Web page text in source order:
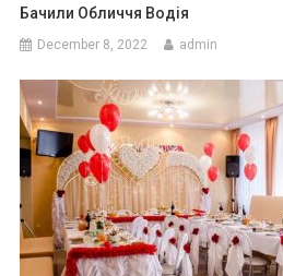
Бачили Обличчя Водія
December 8, 2022 admin